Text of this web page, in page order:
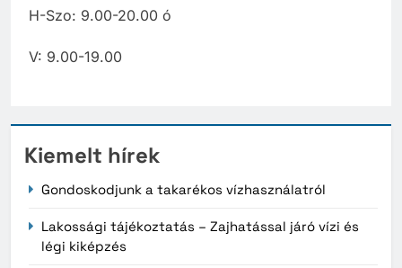
H-Szo: 9.00-20.00 ó
V: 9.00-19.00
Kiemelt hírek
Gondoskodjunk a takarékos vízhasználatról
Lakossági tájékoztatás – Zajhatással járó vízi és
légi kiképzés